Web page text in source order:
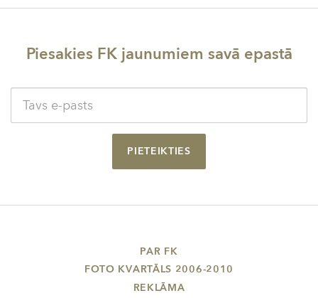
Piesakies FK jaunumiem savā epastā
PIETEIKTIES
PAR FK
FOTO KVARTĀLS 2006-2010
REKLĀMA